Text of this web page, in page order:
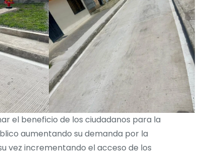
el beneficio de los ciudadanos para la
aumentando su demanda por la
vez incrementando el acceso de los